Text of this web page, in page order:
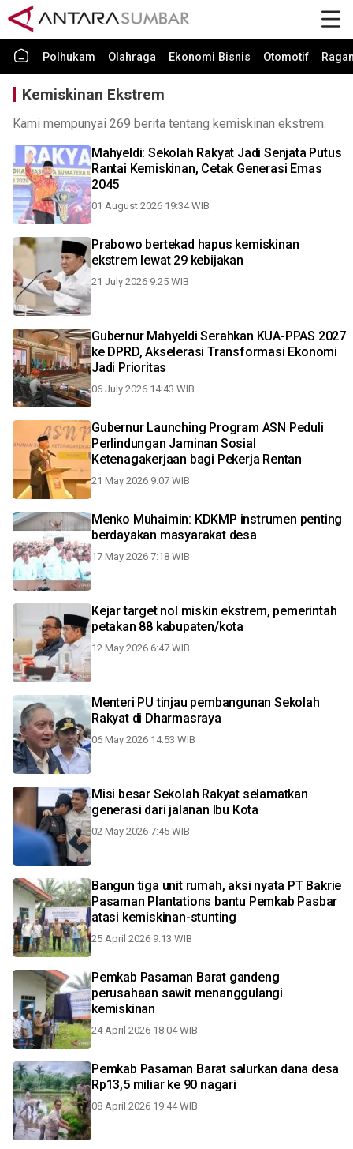
Polhukam Olahraga Ekonomi Bisnis Otomotif
Kemiskinan Ekstrem
Kami mempunyai 269 berita tentang kemiskinan ekstrem.
Mahyeldi: Sekolah Rakyat Jadi Senjata Putus
Rantai Kemiskinan, Cetak Generasi Emas
2045
01 August 2026 19:34 WIB
Prabowo bertekad hapus kemiskinan
ekstrem lewat 29 kebijakan
21 July 2026 9:25 WIB
Gubernur Mahyeldi Serahkan KUA-PPAS 2027
ke DPRD, Akselerasi Transformasi Ekonomi
Jadi Prioritas
06 July 2026 14:43 WIB
Gubernur Launching Program ASN Peduli
Perlindungan Jaminan Sosial
Ketenagakerjaan bagi Pekerja Rentan
21 May 2026 9:07 WIB
Menko Muhaimin: KDKMP instrumen penting
berdayakan masyarakat desa
17 May 2026 7:18 WIB
Kejar target nol miskin ekstrem, pemerintah
petakan 88 kabupaten/kota
12 May 2026 6:47 WIB
Menteri PU tinjau pembangunan Sekolah
Rakyat di Dharmasraya
06 May 2026 14:53 WIB
Misi besar Sekolah Rakyat selamatkan
generasi dari jalanan Ibu Kota
02 May 2026 7:45 WIB
Bangun tiga unit rumah, aksi nyata PT Bakrie
Pasaman Plantations bantu Pemkab Pasbar
atasi kemiskinan-stunting
25 April 2026 9:13 WIB
Pemkab Pasaman Barat gandeng
perusahaan sawit menanggulangi
kemiskinan
24 April 2026 18:04 WIB
Pemkab Pasaman Barat salurkan dana desa
Rp13,5 miliar ke 90 nagari
08 April 2026 19:44 WIB